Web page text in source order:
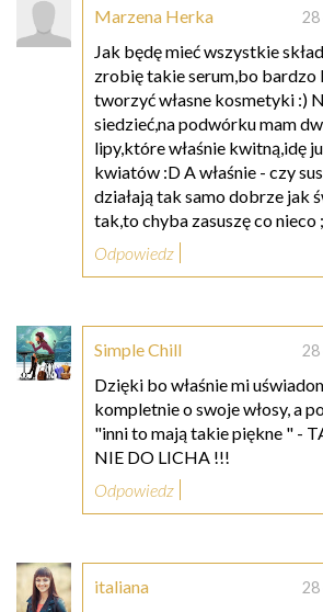
Marzena Herka
Jak będę mieć wszystkie
zrobię takie serum,bo bardzo
tworzyć własne kosmetyki :)
siedzieć,na podwórku mam
lipy,które właśnie kwitną,idę
kwiatów :D A właśnie - czy
działają tak samo dobrze jak
tak,to chyba zasuszę co nieco
Odpowiedz
Simple Chill
Dzięki bo właśnie mi
kompletnie o swoje włosy, a
"inni to mają takie piękne " -
NIE DO LICHA !!!
Odpowiedz
italiana